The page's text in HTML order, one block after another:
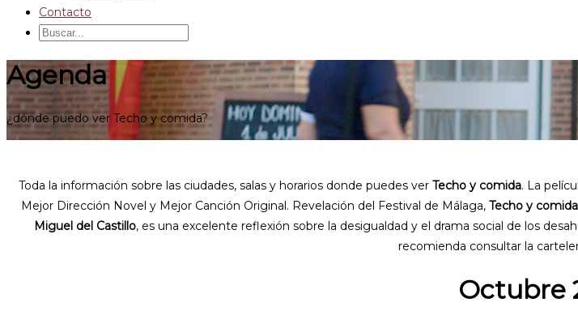
Contacto
Agenda
¿dónde puedo ver Techo y comida?
Toda la información sobre las ciudades, salas y horarios donde puedes ver Techo y comida. La
Mejor Dirección Novel y Mejor Canción Original. Revelación del Festival de Málaga, Techo y comida
Miguel del Castillo, es una excelente reflexión sobre la desigualdad y el drama social de los
recomienda consultar la
Octubre